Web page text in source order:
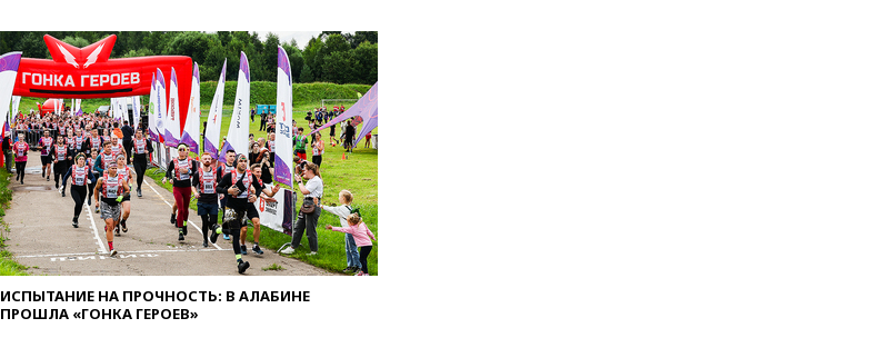
11:19МИД России ответил на
критику мэра Хиросимы в
годовщину ядерной
бомбардировки
10:57Оверчук заявил о
сокращении товарооборота
России и Армении на две
трети
10:54Президент ФИФА
Джанни Инфантино сумел
сохранить пост
10:38Роскачество нашло
кишечную палочку в бургерах
ИСПЫТАНИЕ НА ПРОЧНОСТЬ: В АЛАБИНЕ
ПРОШЛА «ГОНКА ГЕРОЕВ»